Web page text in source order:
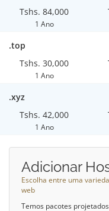
Tshs. 84,000
1 Ano
.top
Tshs. 30,000
1 Ano
.xyz
Tshs. 42,000
1 Ano
Adicionar
Escolha entre uma
web
Temos pacotes